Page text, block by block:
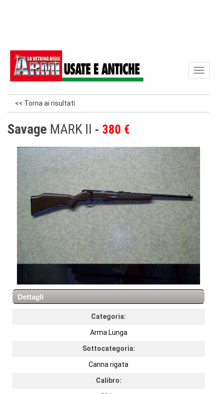
<< Torna ai risultati
Savage MARK II 380 €
Dettagli
Categoria:
Arma Lunga
Sottocategoria:
Canna rigata
Calibro: